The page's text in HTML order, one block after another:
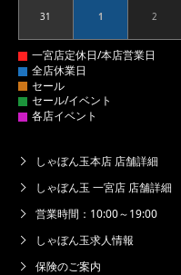
312026.08.31 12026.09.01 2
しゃぼん玉本店 店舗詳細
しゃぼん玉 一宮店 店舗詳細
営業時間：10:00～19:00
しゃぼん玉求人情報
保険のご案内